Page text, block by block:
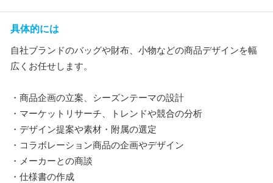
具体的には
自社ブランドのバッグや財布、小物などの商品デザインを幅
広くお任せします。
・商品企画の立案、シーズンテーマの設計
・マーケットリサーチ、トレンドや競合の分析
・デザイン提案や素材・附属の選定
・コラボレーション商品の企画やデザイン
・メーカーとの商談
・仕様書の作成